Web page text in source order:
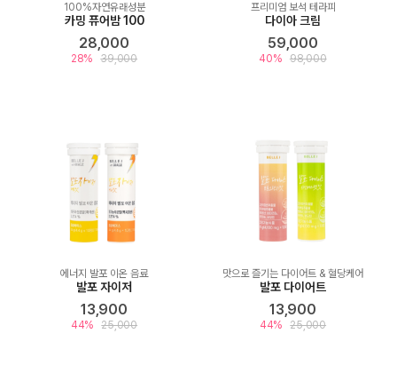
100%자연유래성분
카밍 퓨어밤 100
28,000
28% 39,000
프리미엄 보석 테라피
다이아 크림
59,000
40% 98,000
에너지 발포 이온 음료
발포 자이저
13,900
44% 25,000
맛으로 즐기는 다이어트 & 혈당케어
발포 다이어트
13,900
44% 25,000